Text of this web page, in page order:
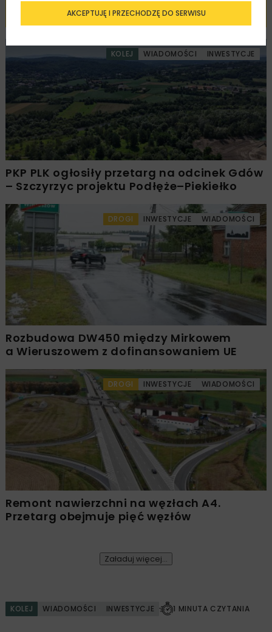
Powiązane artykuły
KOLEJ WIADOMOŚCI INWESTYCJE
PKP PLK ogłosiły przetarg na odcinek Gdów
– Szczyrzyc projektu Podłęże–Piekiełko
DROGI INWESTYCJE WIADOMOŚCI
Rozbudowa DW450 między Mirkowem
a Wieruszowem z dofinansowaniem UE
DROGI INWESTYCJE WIADOMOŚCI
Remont nawierzchni na węzłach A4.
Przetarg obejmuje pięć węzłów
Załaduj więcej...
KOLEJ WIADOMOŚCI INWESTYCJE 1 MINUTA CZYTANIA
AKCEPTUJĘ I PRZECHODZĘ DO SERWISU